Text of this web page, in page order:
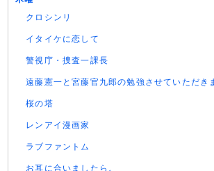
クロシンリ
イタイケに恋して
警視庁・捜査一課長
遠藤憲一と宮藤官九郎の勉強させていただき
桜の塔
レンアイ漫画家
ラブファントム
お耳に合いましたら。